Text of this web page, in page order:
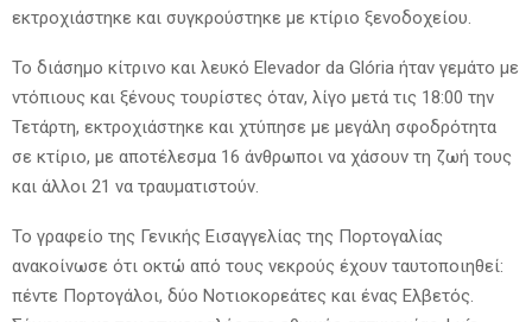
εκτροχιάστηκε και συγκρούστηκε με κτίριο ξενοδοχείου.
Το διάσημο κίτρινο και λευκό Elevador da Glória ήταν γεμάτο με
ντόπιους και ξένους τουρίστες όταν, λίγο μετά τις 18:00 την
Τετάρτη, εκτροχιάστηκε και χτύπησε με μεγάλη σφοδρότητα
σε κτίριο, με αποτέλεσμα 16 άνθρωποι να χάσουν τη ζωή τους
και άλλοι 21 να τραυματιστούν.
Το γραφείο της Γενικής Εισαγγελίας της Πορτογαλίας
ανακοίνωσε ότι οκτώ από τους νεκρούς έχουν ταυτοποιηθεί:
πέντε Πορτογάλοι, δύο Νοτιοκορεάτες και ένας Ελβετός.